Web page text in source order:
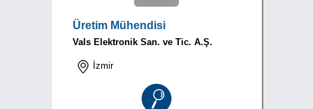
Üretim Mühendisi
Vals Elektronik San. ve Tic. A.Ş.
İzmir